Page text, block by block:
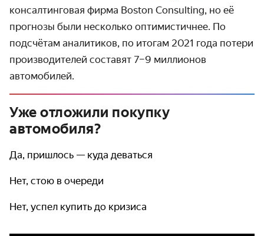
консалтинговая фирма Boston Consulting, но её
прогнозы были несколько оптими­стичнее. По
подсчётам аналитиков, по итогам 2021 года потери
произво­дителей составят 7–9 миллионов
автомобилей.
Уже отложили покупку
автомобиля?
Да, пришлось — куда деваться
Нет, стою в очереди
Нет, успел купить до кризиса